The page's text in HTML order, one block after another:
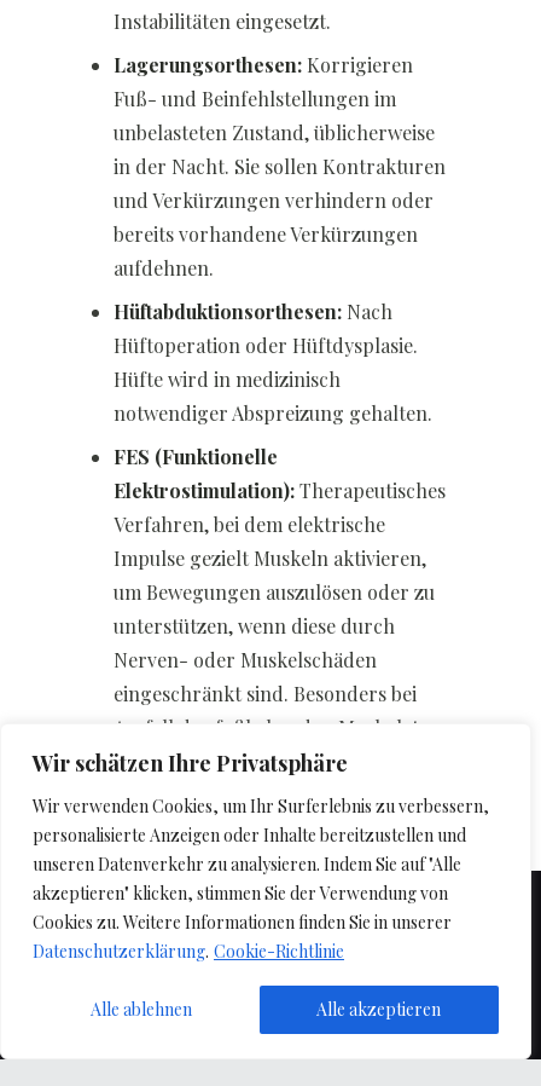
Wir schätzen Ihre Privatsphäre
Wir verwenden Cookies, um Ihr Surferlebnis zu verbessern,
personalisierte Anzeigen oder Inhalte bereitzustellen und
unseren Datenverkehr zu analysieren. Indem Sie auf "Alle
akzeptieren" klicken, stimmen Sie der Verwendung von
Cookies zu. Weitere Informationen finden Sie in unserer
Datenschutzerklärung. Cookie-Richtlinie
Alle ablehnen Alle akzeptieren
Instabilitäten eingesetzt.
Lagerungsorthesen:Korrigieren
Fuß- und Beinfehlstellungen im
unbelasteten Zustand, üblicherweise
in der Nacht. Sie sollen Kontrakturen
und Verkürzungen verhindern oder
bereits vorhandene Verkürzungen
aufdehnen.
Hüftabduktionsorthesen:Nach
Hüftoperation oder Hüftdysplasie.
Hüfte wird in medizinisch
notwendiger Abspreizung gehalten.
FES (Funktionelle
Elektrostimulation):Therapeutisches
Verfahren, bei dem elektrische
Impulse gezielt Muskeln aktivieren,
um Bewegungen auszulösen oder zu
unterstützen, wenn diese durch
Nerven- oder Muskelschäden
eingeschränkt sind. Besonders bei
Ausfall der fußhebenden Muskulatur
kann ein FES-System Anwendung
finden.
Instagram
Impressum Datenschutzerklärung Cookie-Richtlinie